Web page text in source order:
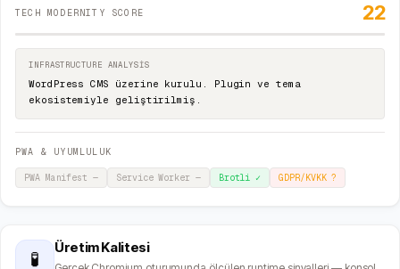
TECH MODERNITY SCORE 22
INFRASTRUCTURE ANALYSIS
WordPress CMS üzerine kurulu. Plugin ve tema
ekosistemiyle geliştirilmiş.
PWA & UYUMLULUK
PWA Manifest— Service Worker — Brotli✓ GDPR/KVKK?
🧪
Üretim Kalitesi